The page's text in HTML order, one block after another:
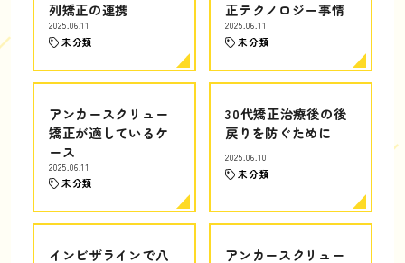
列矯正の連携
2025.06.11
未分類
正テクノロジー事情
2025.06.11
未分類
アンカースクリュー
矯正が適しているケ
ース
2025.06.11
未分類
30代矯正治療後の後
戻りを防ぐために
2025.06.10
未分類
インビザラインで八
アンカースクリュー